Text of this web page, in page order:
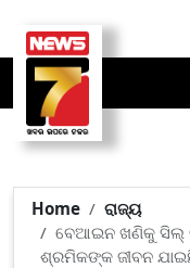
Home
ରାଜ୍ୟ
ବେଆଇନ ଖଣିକୁ ସିଲ୍
ଶ୍ରମିକଙ୍କ ଜୀବନ